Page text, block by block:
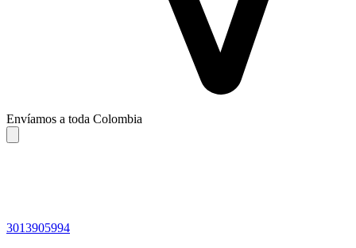
Envíamos a toda Colombia
3013905994